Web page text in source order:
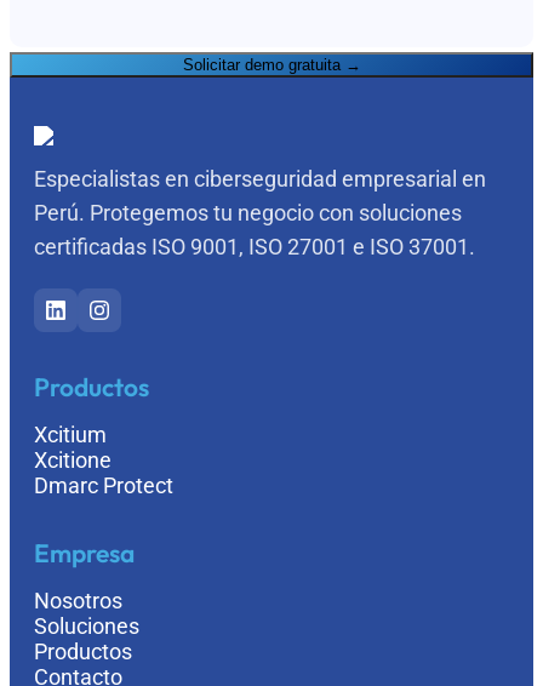
Solicitar demo gratuita →
Especialistas en ciberseguridad empresarial en
Perú. Protegemos tu negocio con soluciones
certificadas ISO 9001, ISO 27001 e ISO 37001.
Productos
Xcitium
Xcitione
Dmarc Protect
Empresa
Nosotros
Soluciones
Productos
Contacto